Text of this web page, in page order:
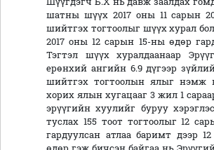
шатны шүүх 2017 оны 11 сарын
шийтгэх тогтоолыг шүүх хурал
2017 оны 12 сарын 15-ны өдөр
Тэгтэл шүүх хуралдаанаар
ерөнхий ангийн 6.9 дүгээр
шийтгэх тогтоолын ялыг нэмж
хорих ялын хугацааг 3 жил 1
эрүүгийн хуулийг буруу
туслах 155 тоот тогтоолыг 12
гардуулсан атлаа баримт дээр